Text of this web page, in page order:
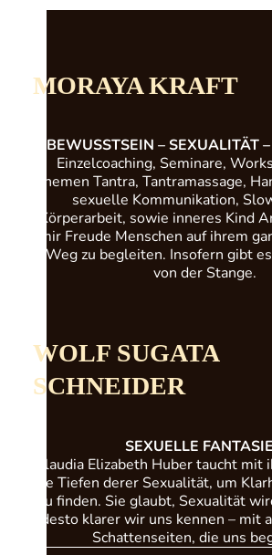
MORAYA KRAFT
BEWUSSTSEIN – SEXUALITÄT
Einzelcoaching, Seminare,
Themen Tantra, Tantramassage,
sexuelle Kommunikation,
Körperarbeit, sowie inneres Kind
mir Freude Menschen auf ihrem
Weg zu begleiten. Insofern gibt
von der Stange.
WOLF SUGATA
SCHNEIDER
SEXUELLE
Claudia Elizabeth Huber taucht mit
die Tiefen derer Sexualität, um
zu finden. Sie glaubt, Sexualität
desto klarer wir uns kennen – mit
Schattenseiten, die uns